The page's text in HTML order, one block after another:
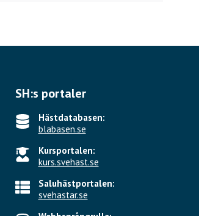
SH:s portaler
Hästdatabasen:
blabasen.se
Kursportalen:
kurs.svehast.se
Saluhästportalen:
svehastar.se